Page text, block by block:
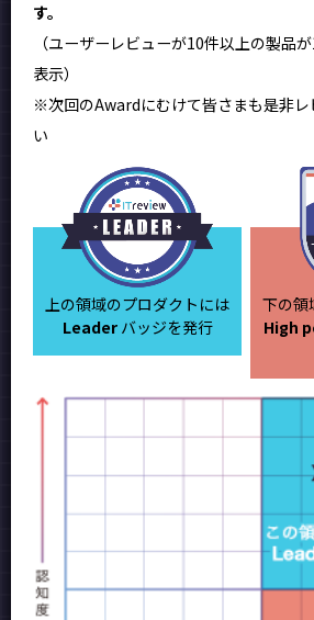
す。
（ユーザーレビューが10件以上の製品
表示）
※次回のAwardにむけて皆さまも是非レ
い
上の領域のプロダクトには
Leaderバッジを発行
下の領
High